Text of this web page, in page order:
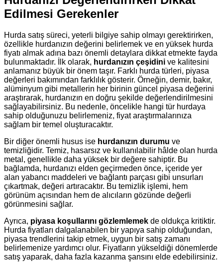
Edilmesi Gerekenler
Hurda satış süreci, yeterli bilgiye sahip olmayı gerektirirken,
özellikle hurdanızın değerini belirlemek ve en yüksek hurda
fiyatı almak adına bazı önemli detaylara dikkat etmekte fayda
bulunmaktadır. İlk olarak, hurdanızın çeşidini ve kalitesini
anlamanız büyük bir önem taşır. Farklı hurda türleri, piyasa
değerleri bakımından farklılık gösterir. Örneğin, demir, bakır,
alüminyum gibi metallerin her birinin güncel piyasa değerini
araştırarak, hurdanızın en doğru şekilde değerlendirilmesini
sağlayabilirsiniz. Bu nedenle, öncelikle hangi tür hurdaya
sahip olduğunuzu belirlemeniz, fiyat araştırmalarınıza
sağlam bir temel oluşturacaktır.
Bir diğer önemli husus ise hurdanızın durumu ve
temizliğidir. Temiz, hasarsız ve kullanılabilir hâlde olan hurda
metal, genellikle daha yüksek bir değere sahiptir. Bu
bağlamda, hurdanızı elden geçirmeden önce, içeride yer
alan yabancı maddeleri ve bağlantı parçası gibi unsurları
çıkartmak, değeri artıracaktır. Bu temizlik işlemi, hem
görünüm açısından hem de alıcıların gözünde değerli
görünmesini sağlar.
Ayrıca, piyasa koşullarını gözlemlemek de oldukça kritiktir.
Hurda fiyatları dalgalanabilen bir yapıya sahip olduğundan,
piyasa trendlerini takip etmek, uygun bir satış zamanı
belirlemenize yardımcı olur. Fiyatların yükseldiği dönemlerde
satış yaparak, daha fazla kazanma şansını elde edebilirsiniz.